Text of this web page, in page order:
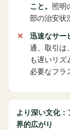
こと。 照明
部の治安状
迅速なサー
通、取引は
も遅いリズ
必要なフラ
より深い文化：
界的広がり